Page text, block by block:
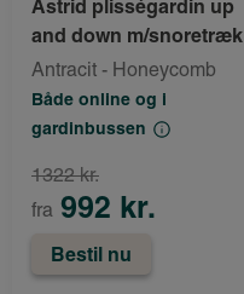
Astrid plisségardin up
and down m/snoretræk
Antracit - Honeycomb
Både online og i
gardinbussen
fra 992 kr.
1322 kr.
Bestil nu